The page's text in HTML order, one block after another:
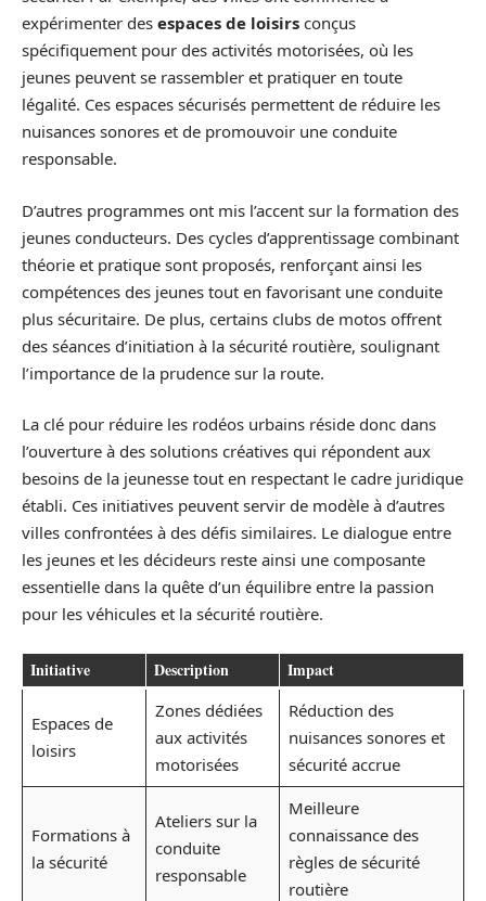
expérimenter des espaces de loisirs conçus
spécifiquement pour des activités motorisées, où les
jeunes peuvent se rassembler et pratiquer en toute
légalité. Ces espaces sécurisés permettent de réduire les
nuisances sonores et de promouvoir une conduite
responsable.
D’autres programmes ont mis l’accent sur la formation des
jeunes conducteurs. Des cycles d’apprentissage combinant
théorie et pratique sont proposés, renforçant ainsi les
compétences des jeunes tout en favorisant une conduite
plus sécuritaire. De plus, certains clubs de motos offrent
des séances d’initiation à la sécurité routière, soulignant
l’importance de la prudence sur la route.
La clé pour réduire les rodéos urbains réside donc dans
l’ouverture à des solutions créatives qui répondent aux
besoins de la jeunesse tout en respectant le cadre juridique
établi. Ces initiatives peuvent servir de modèle à d’autres
villes confrontées à des défis similaires. Le dialogue entre
les jeunes et les décideurs reste ainsi une composante
essentielle dans la quête d’un équilibre entre la passion
pour les véhicules et la sécurité routière.
Initiative Description Impact
Espaces de
loisirs
Zones dédiées
aux activités
motorisées
Réduction des
nuisances sonores et
sécurité accrue
Formations à
la sécurité
Ateliers sur la
conduite
responsable
Meilleure
connaissance des
règles de sécurité
routière